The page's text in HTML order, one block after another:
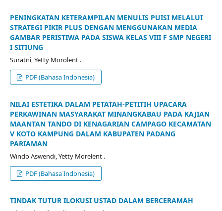
PENINGKATAN KETERAMPILAN MENULIS PUISI MELALUI
STRATEGI PIKIR PLUS DENGAN MENGGUNAKAN MEDIA
GAMBAR PERISTIWA PADA SISWA KELAS VIII F SMP NEGERI
I SITIUNG
Suratni, Yetty Morolent .
PDF (Bahasa Indonesia)
NILAI ESTETIKA DALAM PETATAH-PETITIH UPACARA
PERKAWINAN MASYARAKAT MINANGKABAU PADA KAJIAN
MAANTAN TANDO DI KENAGARIAN CAMPAGO KECAMATAN
V KOTO KAMPUNG DALAM KABUPATEN PADANG
PARIAMAN
Windo Aswendi, Yetty Morelent .
PDF (Bahasa Indonesia)
TINDAK TUTUR ILOKUSI USTAD DALAM BERCERAMAH